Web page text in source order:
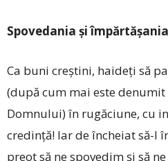
Spovedania și
Ca buni creștini, haideți să
(după cum mai este
Domnului) în rugăciune, cu
credință! Iar de încheiat să-l
preot să ne spovedim și să